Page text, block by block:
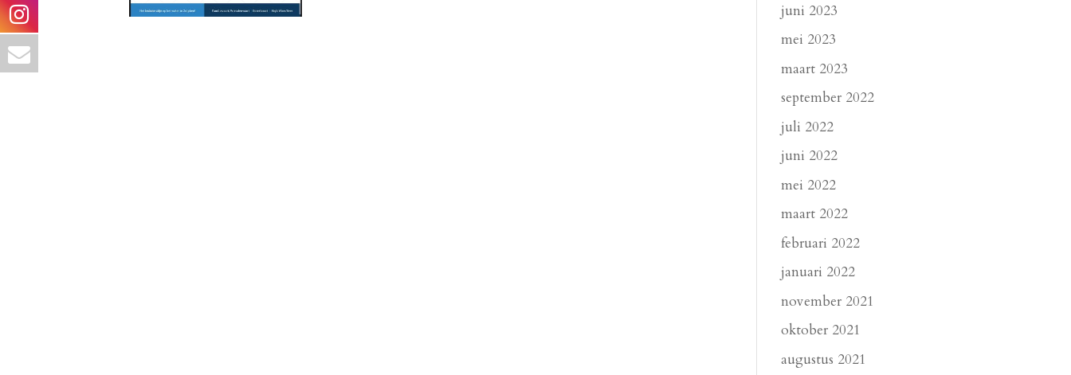
juni 2023
mei 2023
maart 2023
september 2022
juli 2022
juni 2022
mei 2022
maart 2022
februari 2022
januari 2022
november 2021
oktober 2021
augustus 2021